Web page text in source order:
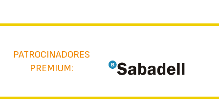
PATROCINADORES
PREMIUM: